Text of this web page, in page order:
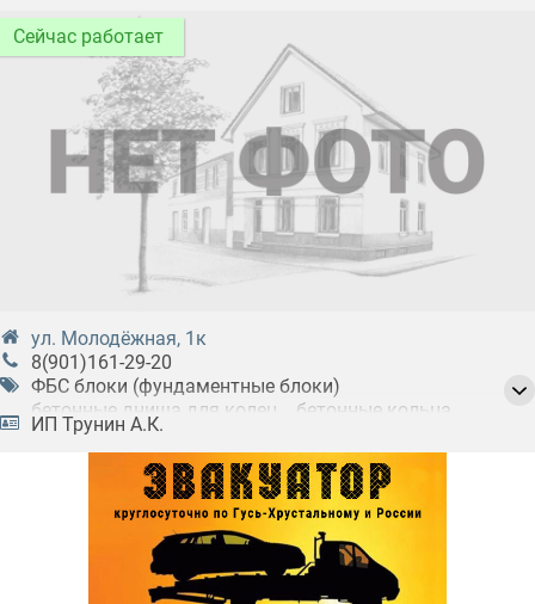
Сейчас работает
ул. Молодёжная, 1к
8(901)161-29-20
ФБС блоки (фундаментные блоки)
бетонные днища для колец
бетонные кольца
бетонные конусы
бетонные плиты
газосиликатные блоки
пластиковые крышки для колец
ИП Трунин А.К.